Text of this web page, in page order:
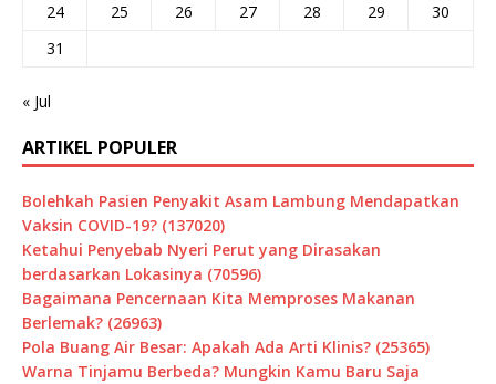
24
25 26 27 28 29
30
31
« Jul
ARTIKEL POPULER
Bolehkah Pasien Penyakit Asam Lambung Mendapatkan
Vaksin COVID-19? (137020)
Ketahui Penyebab Nyeri Perut yang Dirasakan
berdasarkan Lokasinya (70596)
Bagaimana Pencernaan Kita Memproses Makanan
Berlemak? (26963)
Pola Buang Air Besar: Apakah Ada Arti Klinis? (25365)
Warna Tinjamu Berbeda? Mungkin Kamu Baru Saja